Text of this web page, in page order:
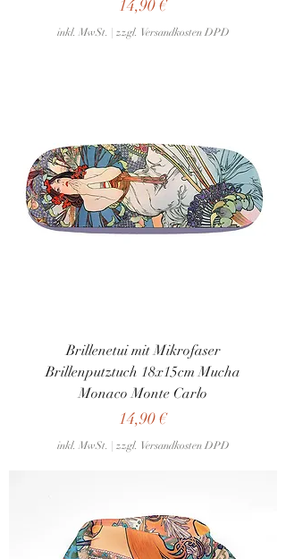
Preis
14,90 €
inkl. MwSt. zzgl. Versandkosten DPD
Brillenetui mit Mikrofaser
Brillenputztuch 18x15cm Mucha
Monaco Monte Carlo
Preis
14,90 €
inkl. MwSt. zzgl. Versandkosten DPD